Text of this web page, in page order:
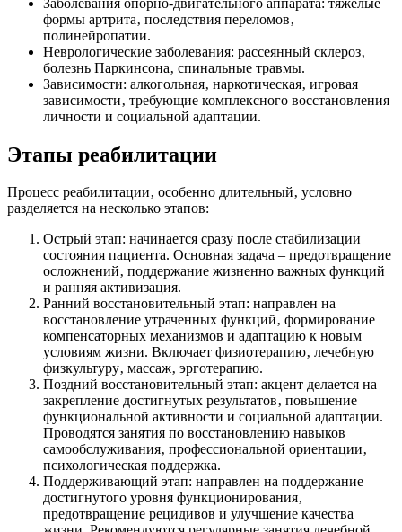
формы артрита‚ последствия переломов‚
полинейропатии.
Неврологические заболевания: рассеянный склероз‚
болезнь Паркинсона‚ спинальные травмы.
Зависимости: алкогольная‚ наркотическая‚ игровая
зависимости‚ требующие комплексного восстановления
личности и социальной адаптации.
Этапы реабилитации
Процесс реабилитации‚ особенно длительный‚ условно
разделяется на несколько этапов:
Острый этап: начинается сразу после стабилизации
состояния пациента. Основная задача – предотвращение
осложнений‚ поддержание жизненно важных функций
и ранняя активизация.
Ранний восстановительный этап: направлен на
восстановление утраченных функций‚ формирование
компенсаторных механизмов и адаптацию к новым
условиям жизни. Включает физиотерапию‚ лечебную
физкультуру‚ массаж‚ эрготерапию.
Поздний восстановительный этап: акцент делается на
закрепление достигнутых результатов‚ повышение
функциональной активности и социальной адаптации.
Проводятся занятия по восстановлению навыков
самообслуживания‚ профессиональной ориентации‚
психологическая поддержка.
Поддерживающий этап: направлен на поддержание
достигнутого уровня функционирования‚
предотвращение рецидивов и улучшение качества